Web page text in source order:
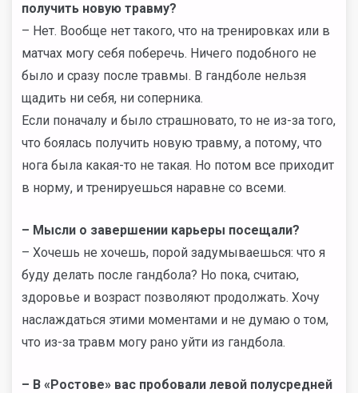
получить новую травму?
– Нет. Вообще нет такого, что на тренировках или в
матчах могу себя поберечь. Ничего подобного не
было и сразу после травмы. В гандболе нельзя
щадить ни себя, ни соперника.
Если поначалу и было страшновато, то не из-за того,
что боялась получить новую травму, а потому, что
нога была какая-то не такая. Но потом все приходит
в норму, и тренируешься наравне со всеми.
– Мысли о завершении карьеры посещали?
– Хочешь не хочешь, порой задумываешься: что я
буду делать после гандбола? Но пока, считаю,
здоровье и возраст позволяют продолжать. Хочу
наслаждаться этими моментами и не думаю о том,
что из-за травм могу рано уйти из гандбола.
– В «Ростове» вас пробовали левой полусредней